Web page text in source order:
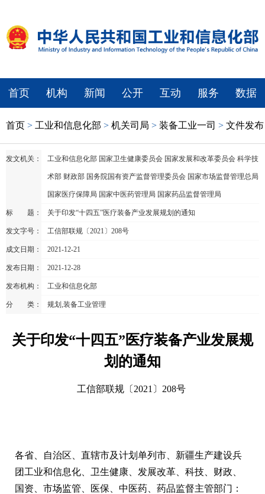
首页 机构 新闻 公开 互动 服务 数据
首页 > 工业和信息化部 > 机关司局 > 装备工业一司 > 文件发布
发文机关： 工业和信息化部 国家卫生健康委员会 国家发展和改革委员会 科学技
术部 财政部 国务院国有资产监督管理委员会 国家市场监督管理总局
国家医疗保障局 国家中医药管理局 国家药品监督管理局
标 题： 关于印发“十四五”医疗装备产业发展规划的通知
发文字号： 工信部联规〔2021〕208号
成文日期： 2021-12-21
发布日期： 2021-12-28
发布机构： 工业和信息化部
分 类： 规划,装备工业管理
关于印发“十四五”医疗装备产业发展规
划的通知
工信部联规〔2021〕208号
各省、自治区、直辖市及计划单列市、新疆生产建设兵
团工业和信息化、卫生健康、发展改革、科技、财政、
国资、市场监管、医保、中医药、药品监督主管部门：